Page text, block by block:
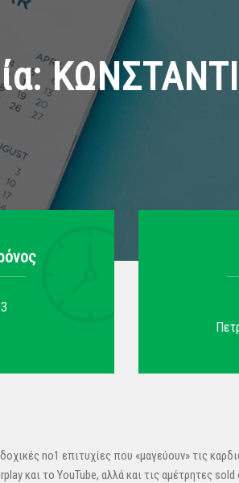
no1 επιτυχίες που «μαγεύουν» τις
και το YouTube, αλλά και τις αμέτρητες sold